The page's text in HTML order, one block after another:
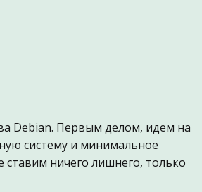
Debian. Первым делом, идем на
систему и минимальное
ставим ничего лишнего, только